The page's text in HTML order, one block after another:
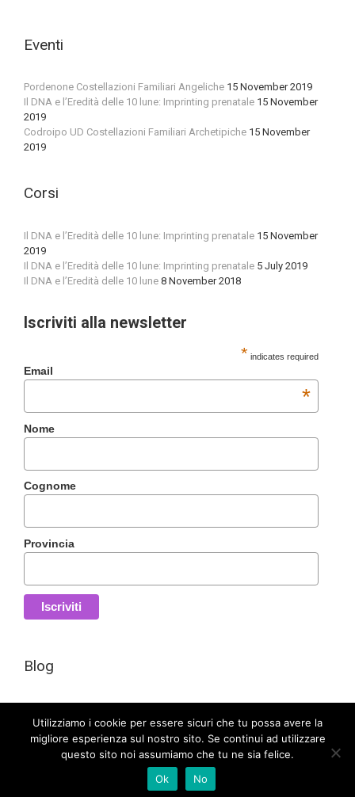
Eventi
Pordenone Costellazioni Familiari Angeliche 15 November 2019
Il DNA e l’Eredità delle 10 lune: Imprinting prenatale 15 November
2019
Codroipo UD Costellazioni Familiari Archetipiche 15 November
2019
Corsi
Il DNA e l’Eredità delle 10 lune: Imprinting prenatale 15 November
2019
Il DNA e l’Eredità delle 10 lune: Imprinting prenatale 5 July 2019
Il DNA e l’Eredità delle 10 lune 8 November 2018
Iscriviti alla newsletter
* indicates required
Email
*
Nome
Cognome
Provincia
Blog
Evolution di Sabrina Venier | P.Iva 02696800305 | Privacy policy
Utilizziamo i cookie per essere sicuri che tu possa avere la
migliore esperienza sul nostro sito. Se continui ad utilizzare
questo sito noi assumiamo che tu ne sia felice.
Ok
No